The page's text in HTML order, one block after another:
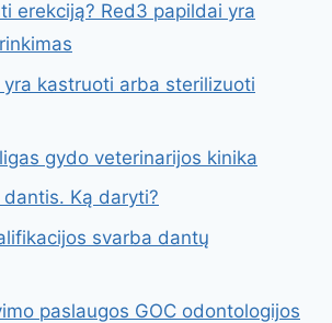
erekciją? Red3 papildai yra
kastruoti arba sterilizuoti
gydo veterinarijos kinika
Ką daryti?
svarba dantų
paslaugos GOC odontologijos